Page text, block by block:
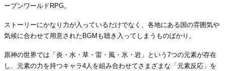
ープンワールドRPG。
ストーリーにかなり力が入っているだけでなく、各地にある国の雰囲気や
気候に合わせて用意されたBGMも聴き入ってしまうものばかり。
原神の世界では「炎・水・草・雷・風・氷・岩」という7つの元素が存在
し、元素の力を持つキャラ4人を組み合わせてさまざまな「元素反応」を